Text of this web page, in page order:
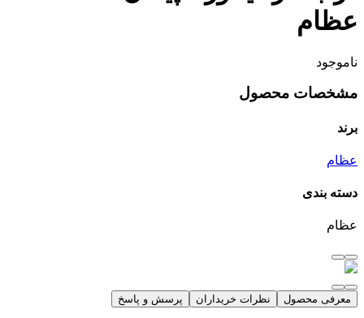
عظام
ناموجود
مشخصات محصول
برند
عظام
دسته بندی
عظام
معرفی محصول نظرات خریداران پرسش و پاسخ